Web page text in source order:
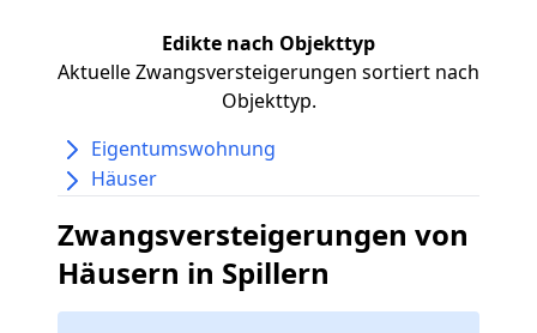
Edikte nach Objekttyp
Aktuelle Zwangsversteigerungen sortiert nach
Objekttyp.
Eigentumswohnung
Häuser
Zwangsversteigerungen von
Häusern in Spillern